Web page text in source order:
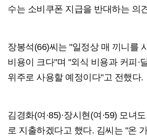
수는 소비쿠폰 지급을 반대하는 의
장봉석(66)씨는 "일정상 매 끼니를
비용이 크다"며 "외식 비용과 커피·
위주로 사용할 예정이다"고 전했다.
김경화(여·85)·장시현(여·59) 모녀도
로 지출하겠다고 했다. 김씨는 "온